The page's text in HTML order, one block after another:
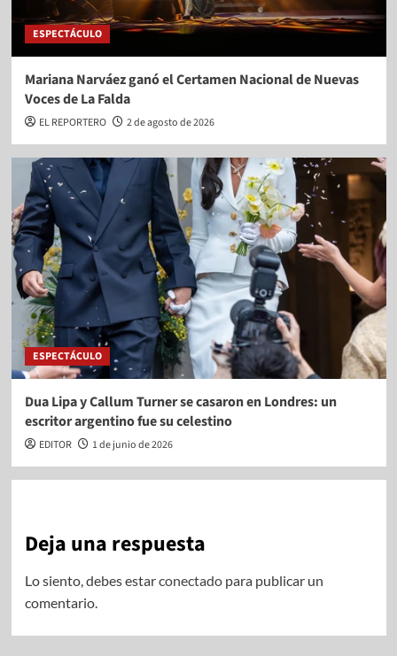
ESPECTÁCULO
Mariana Narváez ganó el Certamen Nacional de Nuevas
Voces de La Falda
EL REPORTERO 2 de agosto de 2026
ESPECTÁCULO
Dua Lipa y Callum Turner se casaron en Londres: un
escritor argentino fue su celestino
EDITOR 1 de junio de 2026
Deja una respuesta
Lo siento, debes estarconectadopara publicar un
comentario.